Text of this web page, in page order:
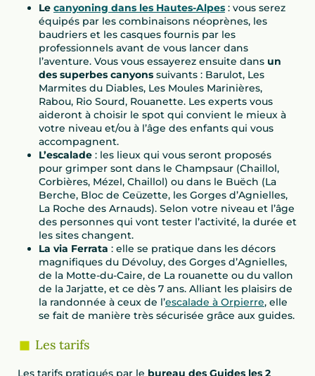
Le canyoning dans les Hautes-Alpes : vous serez
équipés par les combinaisons néoprènes, les
baudriers et les casques fournis par les
professionnels avant de vous lancer dans
l’aventure. Vous vous essayerez ensuite dans un
des superbes canyons suivants : Barulot, Les
Marmites du Diables, Les Moules Marinières,
Rabou, Rio Sourd, Rouanette. Les experts vous
aideront à choisir le spot qui convient le mieux à
votre niveau et/ou à l’âge des enfants qui vous
accompagnent.
L’escalade : les lieux qui vous seront proposés
pour grimper sont dans le Champsaur (Chaillol,
Corbières, Mézel, Chaillol) ou dans le Buëch (La
Berche, Bloc de Ceüzette, les Gorges d’Agnielles,
La Roche des Arnauds). Selon votre niveau et l’âge
des personnes qui vont tester l’activité, la durée et
les sites changent.
La via Ferrata : elle se pratique dans les décors
magnifiques du Dévoluy, des Gorges d’Agnielles,
de la Motte-du-Caire, de La rouanette ou du vallon
de la Jarjatte, et ce dès 7 ans. Alliant les plaisirs de
la randonnée à ceux de l’escalade à Orpierre, elle
se fait de manière très sécurisée grâce aux guides.
Les tarifs
Les tarifs pratiqués par le bureau des Guides les 2